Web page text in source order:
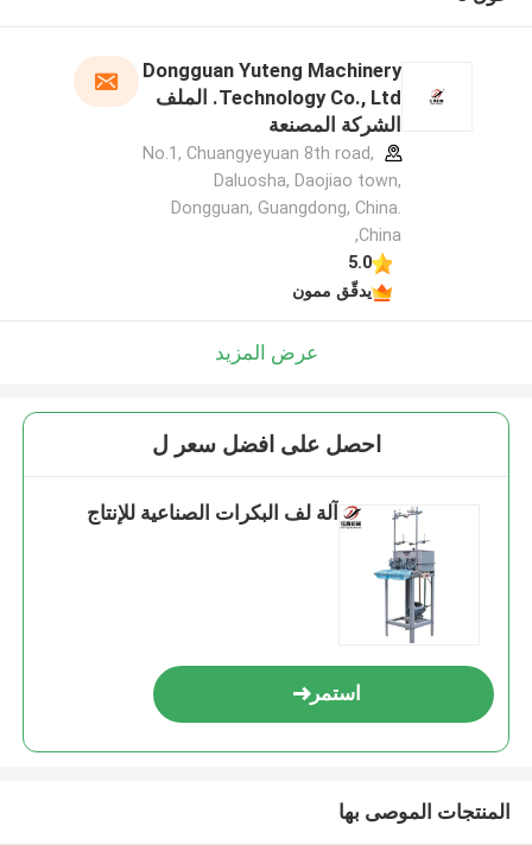
Dongguan Yuteng Machinery
Technology Co., Ltd. الملف
الشركة المصنعة
No.1, Chuangyeyuan 8th road,
Daluosha, Daojiao town,
Dongguan, Guangdong, China.
,China
5.0
يدقّق ممون
عرض المزيد
احصل على افضل سعر ل
آلة لف البكرات الصناعية للإنتاج
استمر
المنتجات الموصى بها